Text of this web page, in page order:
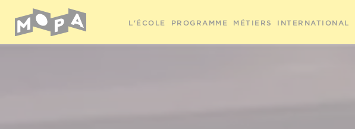
L'ÉCOLE PROGRAMME MÉTIERS INTERNATIONAL